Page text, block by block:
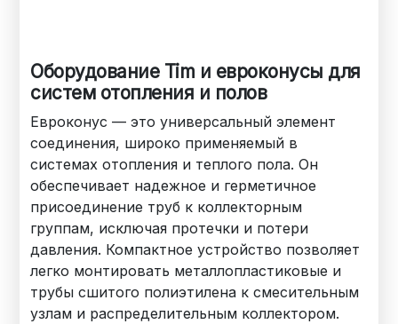
Оборудование Tim и евроконусы для
систем отопления и полов
Евроконус — это универсальный элемент
соединения, широко применяемый в
системах отопления и теплого пола. Он
обеспечивает надежное и герметичное
присоединение труб к коллекторным
группам, исключая протечки и потери
давления. Компактное устройство позволяет
легко монтировать металлопластиковые и
трубы сшитого полиэтилена к смесительным
узлам и распределительным коллектором.